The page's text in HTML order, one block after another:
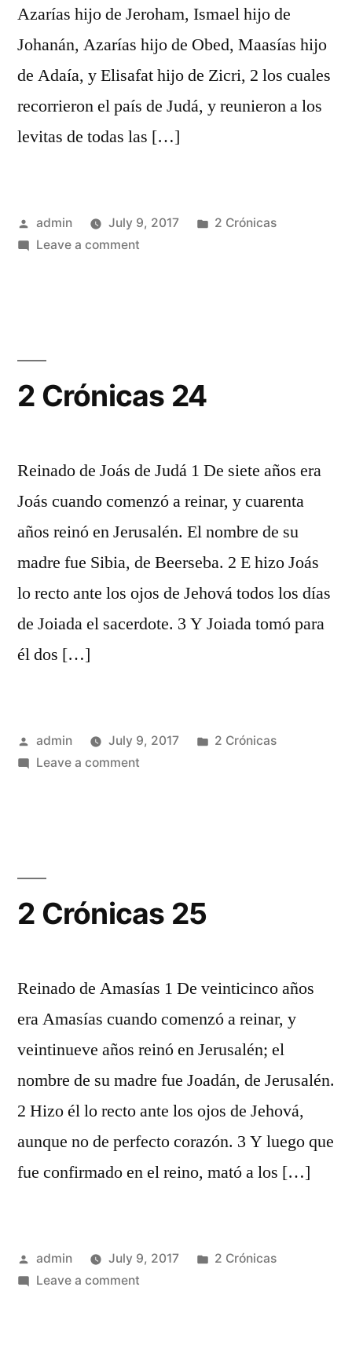
Azarías hijo de Jeroham, Ismael hijo de
Johanán, Azarías hijo de Obed, Maasías hijo
de Adaía, y Elisafat hijo de Zicri, 2 los cuales
recorrieron el país de Judá, y reunieron a los
levitas de todas las […]
Posted
by
admin July 9, 2017
Posted
2 Crónicas
Leave a commenton
2 Crónicas 24
Reinado de Joás de Judá 1 De siete años era
Joás cuando comenzó a reinar, y cuarenta
años reinó en Jerusalén. El nombre de su
madre fue Sibia, de Beerseba. 2 E hizo Joás
lo recto ante los ojos de Jehová todos los días
de Joiada el sacerdote. 3 Y Joiada tomó para
él dos […]
Posted
by
admin July 9, 2017
Posted
2 Crónicas
Leave a commenton
2 Crónicas 25
Reinado de Amasías 1 De veinticinco años
era Amasías cuando comenzó a reinar, y
veintinueve años reinó en Jerusalén; el
nombre de su madre fue Joadán, de Jerusalén.
2 Hizo él lo recto ante los ojos de Jehová,
aunque no de perfecto corazón. 3 Y luego que
fue confirmado en el reino, mató a los […]
Posted
by
admin July 9, 2017
Posted
2 Crónicas
Leave a commenton